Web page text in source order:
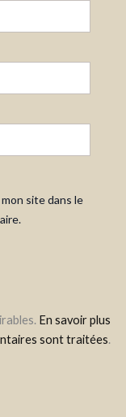
site dans le
En savoir plus
sont traitées.